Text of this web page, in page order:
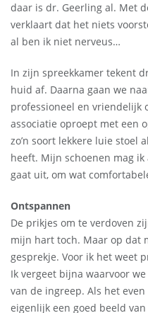
daar is dr. Geerling al. Met
verklaart dat het niets
al ben ik niet nerveus…
In zijn spreekkamer tekent
huid af. Daarna gaan we
professioneel en vriendelijk
associatie oproept met een
zo’n soort lekkere luie stoel
heeft. Mijn schoenen mag
gaat uit, om wat
Ontspannen
De prikjes om te verdoven
mijn hart toch. Maar op dat
gesprekje. Voor ik het weet
Ik vergeet bijna waarvoor
van de ingreep. Als het
eigenlijk een goed beeld